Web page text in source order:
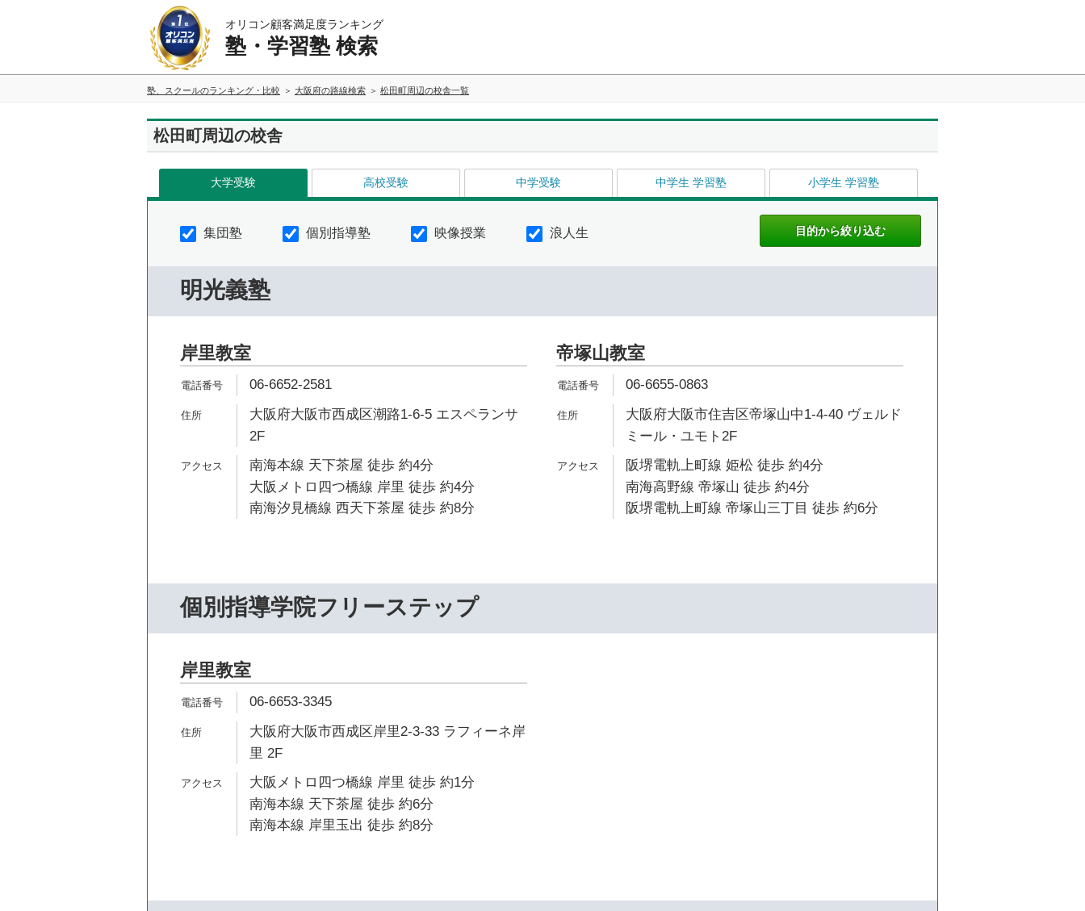
オリコン顧客満足度ランキング
塾・学習塾 検索
塾、スクールのランキング・比較 大阪府の路線検索 松田町周辺の校舎一覧
松田町周辺の校舎
大学受験 高校受験 中学受験 中学生 学習塾 小学生 学習塾
集団塾 個別指導塾 映像授業 浪人生
明光義塾
岸里教室
06-6652-2581
大阪府大阪市西成区潮路1-6-5 エスペランサ
2F
南海本線 天下茶屋 徒歩 約4分
大阪メトロ四つ橋線 岸里 徒歩 約4分
南海汐見橋線 西天下茶屋 徒歩 約8分
帝塚山教室
06-6655-0863
大阪府大阪市住吉区帝塚山中1-4-40 ヴェルド
ミール・ユモト2F
阪堺電軌上町線 姫松 徒歩 約4分
南海高野線 帝塚山 徒歩 約4分
阪堺電軌上町線 帝塚山三丁目 徒歩 約6分
個別指導学院フリーステップ
岸里教室
06-6653-3345
大阪府大阪市西成区岸里2-3-33 ラフィーネ岸
里 2F
大阪メトロ四つ橋線 岸里 徒歩 約1分
南海本線 天下茶屋 徒歩 約6分
南海本線 岸里玉出 徒歩 約8分